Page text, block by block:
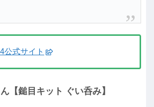
公式サイト
【鎚目キット ぐい呑み】